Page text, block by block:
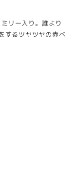
リー入り。誰より
するツヤツヤの赤ベ